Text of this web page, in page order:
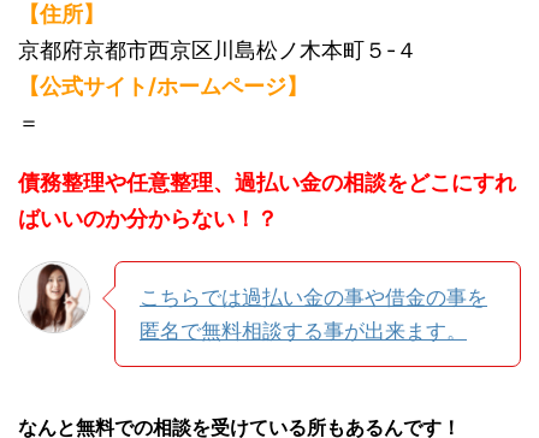
【住所】
京都府京都市西京区川島松ノ木本町５-４
【公式サイト/ホームページ】
＝
債務整理や任意整理、過払い金の相談をどこにすれ
ばいいのか分からない！？
こちらでは過払い金の事や借金の事を
匿名で無料相談する事が出来ます。
なんと無料での相談を受けている所もあるんです！